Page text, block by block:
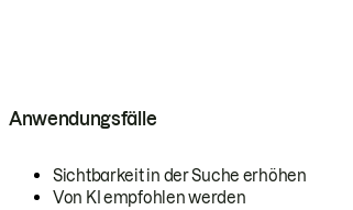
Anwendungsfälle
Sichtbarkeit in der Suche erhöhen
Von KI empfohlen werden